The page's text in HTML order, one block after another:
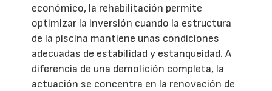
económico, la rehabilitación permite
optimizar la inversión cuando la estructura
de la piscina mantiene unas condiciones
adecuadas de estabilidad y estanqueidad. A
diferencia de una demolición completa, la
actuación se concentra en la renovación de